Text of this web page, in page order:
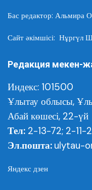
Бас редактор: Альмира
Сайт әкімшісі: Нұргүл
Редакция мекен-
Индекс: 101500
Ұлытау облысы,
Абай көшесі, 22-үй
Тел: 2-13-72; 2-11-
Эл.пошта: ulytau-
Яндекс дзен